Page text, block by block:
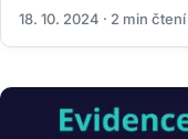
18. 10. 2024 · 2 min čtení
Obrázek